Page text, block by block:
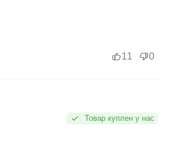
11 0
Товар куплен у нас